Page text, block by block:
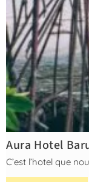
Aura Hotel
C’est l’hotel que